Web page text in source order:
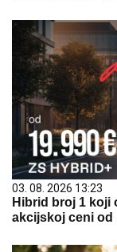
03. 08. 2026 13:23
Hibrid broj 1 koji
akcijskoj ceni od